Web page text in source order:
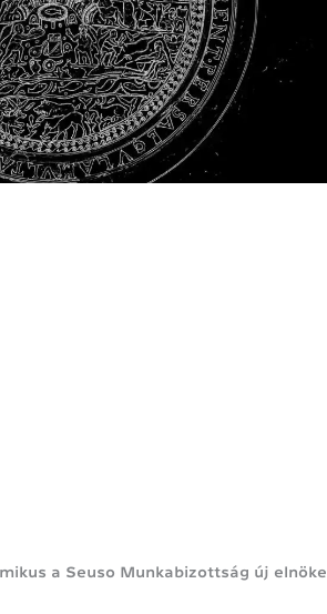
a Seuso Munkabizottság új elnöke